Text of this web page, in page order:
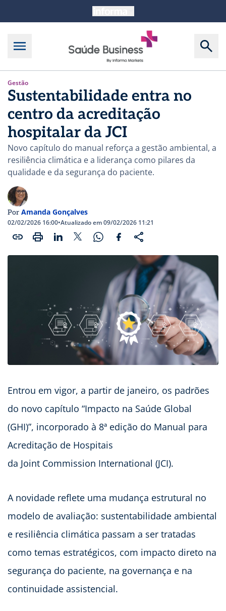
Gestão
Sustentabilidade entra no
centro da acreditação
hospitalar da JCI
Novo capítulo do manual reforça a gestão ambiental, a
resiliência climática e a liderança como pilares da
qualidade e da segurança do paciente.
Por Amanda Gonçalves
02/02/2026 16:00•Atualizado em 09/02/2026 11:21
Entrou em vigor, a partir de janeiro, os padrões
do novo capítulo “Impacto na Saúde Global
(GHI)”, incorporado à 8ª edição do Manual para
Acreditação de Hospitais
da Joint Commission International (JCI).
A novidade reflete uma mudança estrutural no
modelo de avaliação: sustentabilidade ambiental
e resiliência climática passam a ser tratadas
como temas estratégicos, com impacto direto na
segurança do paciente, na governança e na
continuidade assistencial.